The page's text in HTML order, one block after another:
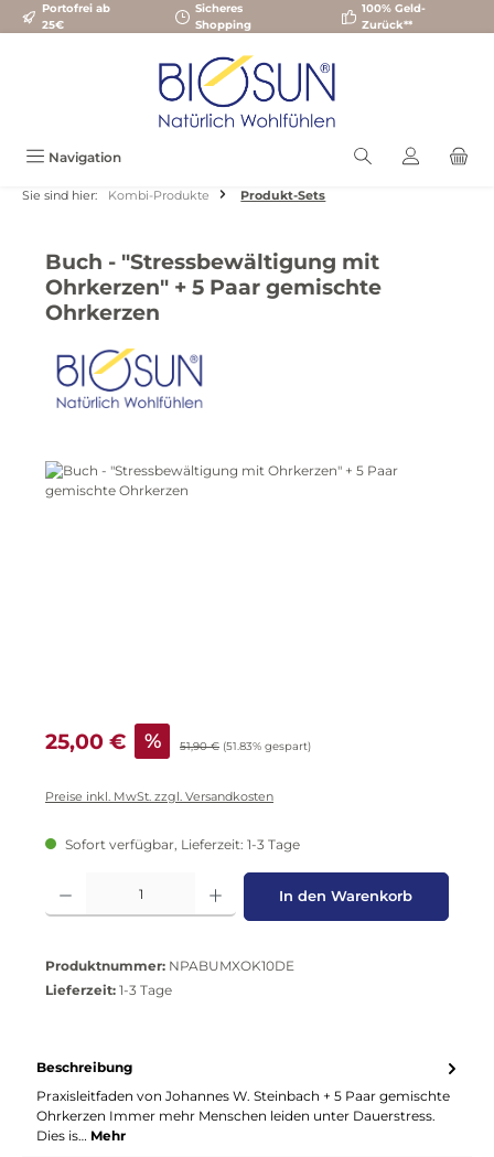
Zum Hauptinhalt springen
Portofrei ab
25€
Sicheres
Shopping
100% Geld-
Zurück**
Navigation
Sie sind hier: Kombi-Produkte Produkt-Sets
Buch - "Stressbewältigung mit
Ohrkerzen" + 5 Paar gemischte
Ohrkerzen
Bildergalerie überspringen
Verkaufspreis:
25,00 € % Regulärer Preis:
51,90 € (51.83% gespart)
Preise inkl. MwSt. zzgl. Versandkosten
Sofort verfügbar, Lieferzeit: 1-3 Tage
Produkt Anzahl: Gib den gewünschten Wert ein oder benutze die
In den Warenkorb
Produktnummer: NPABUMXOK10DE
Lieferzeit: 1-3 Tage
Beschreibung
Praxisleitfaden von Johannes W. Steinbach + 5 Paar gemischte
Ohrkerzen Immer mehr Menschen leiden unter Dauerstress.
Dies is… Mehr